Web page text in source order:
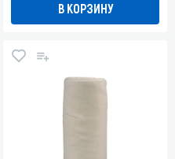
В КОРЗИНУ